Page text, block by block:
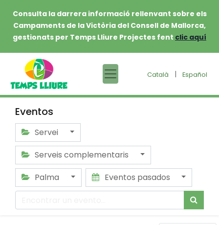
Consulta la darrera informació rellenvant sobre els
Campaments de la Victòria del Consell de Mallorca,
gestionats per Temps Lliure Projectes fent clic aquí
Català | Español
Eventos
Servei
Serveis complementaris
Palma
Eventos pasados